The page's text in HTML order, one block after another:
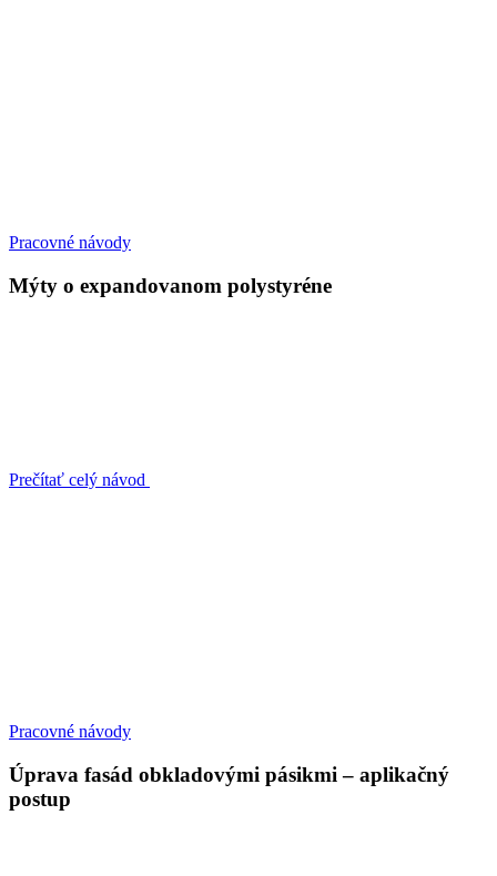
Pracovné návody
Mýty o expandovanom polystyréne
Prečítať celý návod
Pracovné návody
Úprava fasád obkladovými pásikmi – aplikačný
postup